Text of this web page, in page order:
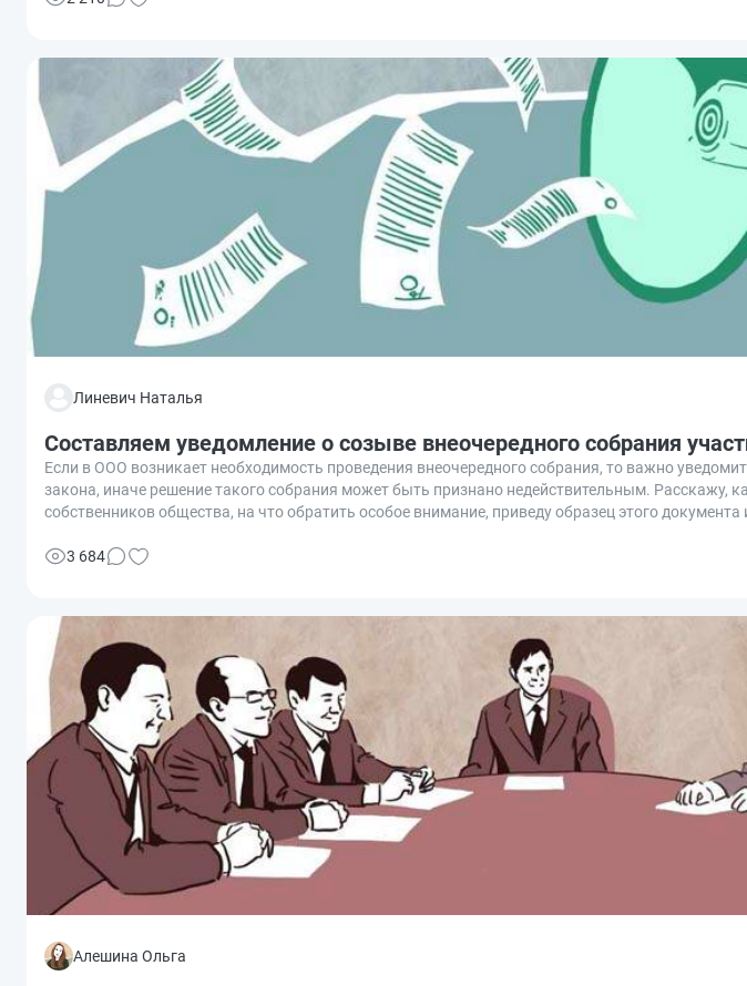
Линевич Наталья
Составляем уведомление о созыве внеочередного собрания
Если в ООО возникает необходимость проведения внеочередного собрания, то важно
закона, иначе решение такого собрания может быть признано недействительным. Расскажу,
собственников общества, на что обратить особое внимание, приведу образец этого
3 684
Алешина Ольга